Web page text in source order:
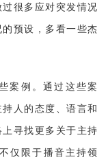
很多应对突发情况
预设，多看一些杰
案例。通过这些案
人的态度、语言和
寻找更多关于主持
仅限于播音主持领